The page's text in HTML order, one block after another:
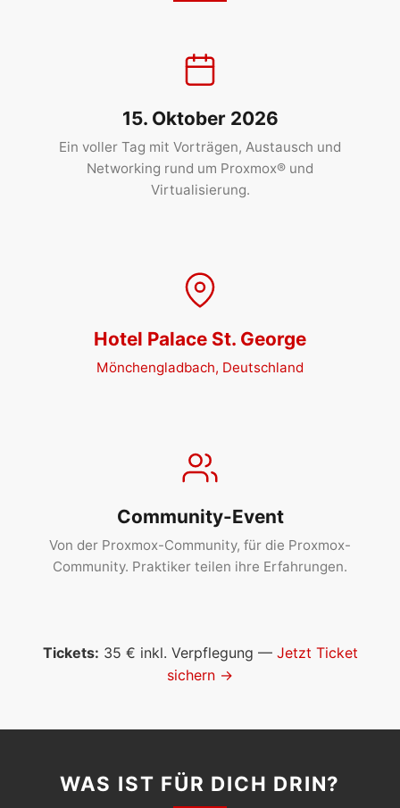
15. Oktober 2026
Ein voller Tag mit Vorträgen, Austausch und
Networking rund um Proxmox® und
Virtualisierung.
Hotel Palace St. George
Mönchengladbach, Deutschland
Community-Event
Von der Proxmox-Community, für die Proxmox-
Community. Praktiker teilen ihre Erfahrungen.
Tickets: 35 € inkl. Verpflegung — Jetzt Ticket
sichern →
WAS IST FÜR DICH DRIN?